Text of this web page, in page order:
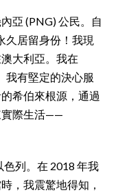
亞 (PNG) 公民。自
久居留身份！我現
大利亞。我在
我有堅定的決心服
希伯來根源，通過
實際生活——
列。在 2018 年我
，我震驚地得知，